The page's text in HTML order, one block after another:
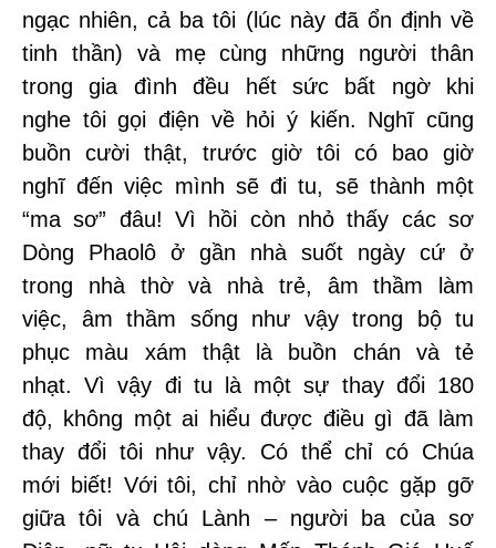
ngạc nhiên, cả ba tôi (lúc này đã ổn định về
tinh thần) và mẹ cùng những người thân
trong gia đình đều hết sức bất ngờ khi
nghe tôi gọi điện về hỏi ý kiến. Nghĩ cũng
buồn cười thật, trước giờ tôi có bao giờ
nghĩ đến việc mình sẽ đi tu, sẽ thành một
“ma sơ” đâu! Vì hồi còn nhỏ thấy các sơ
Dòng Phaolô ở gần nhà suốt ngày cứ ở
trong nhà thờ và nhà trẻ, âm thầm làm
việc, âm thầm sống như vậy trong bộ tu
phục màu xám thật là buồn chán và tẻ
nhạt. Vì vậy đi tu là một sự thay đổi 180
độ, không một ai hiểu được điều gì đã làm
thay đổi tôi như vậy. Có thể chỉ có Chúa
mới biết! Với tôi, chỉ nhờ vào cuộc gặp gỡ
giữa tôi và chú Lành – người ba của sơ